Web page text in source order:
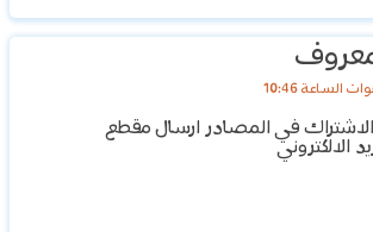
في المصادر ارسال مقطع
الالكتروني